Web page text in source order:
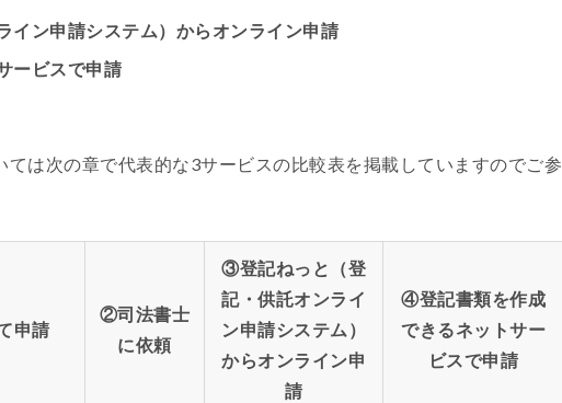
イン申請システム）からオンライン申請
ービスで申請
は次の章で代表的な3サービスの比較表を掲載していますのでご参
申請
②司法書士
に依頼
③登記ねっと（登
記・供託オンライ
ン申請システム）
からオンライン申
請
④登記書類を作成
できるネットサー
ビスで申請